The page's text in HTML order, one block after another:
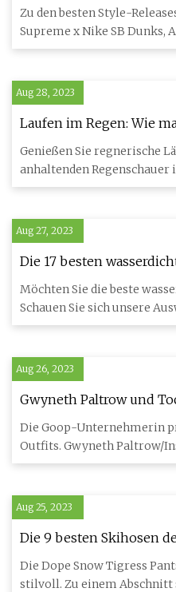
Zu den besten Style-
Supreme x Nike SB Dunks,
Stiefel, Radsport-S
Aug 28, 2023
Laufen im Regen: Wie
Genießen Sie regnerische
anhaltenden
Cory Wharton-
Aug 27, 2023
Die 17 besten
2023 in Großbritannien; einschließlich
winddichter und
Möchten Sie die beste
Schauen Sie sich unsere
Styles an, di
Aug 26, 2023
Gwyneth Paltrow und
passende Regenstiefel
Instagram
Die Goop-Unternehmerin
Outfits. Gwyneth Paltrow/
Regen konn
Aug 25, 2023
Die 9 besten Skihosen
Die Dope Snow Tigress
stilvoll. Zu einem Abschnitt springen Wir bewerten alle